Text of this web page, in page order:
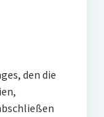
den die